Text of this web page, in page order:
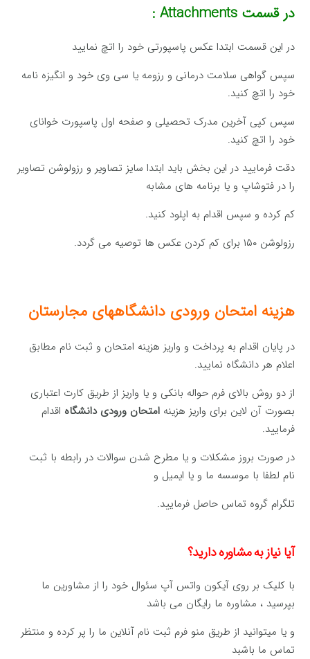
در قسمت Attachments :
در این قسمت ابتدا عکس پاسپورتی خود را اتچ نمایید
سپس گواهی سلامت درمانی و رزومه یا سی وی خود و انگیزه نامه
خود را اتچ کنید.
سپس کپی آخرین مدرک تحصیلی و صفحه اول پاسپورت خوانای
خود را اتچ کنید.
دقت فرمایید در این بخش باید ابتدا سایز تصاویر و رزولوشن تصاویر
را در فتوشاپ و یا برنامه های مشابه
کم کرده و سپس اقدام به اپلود کنید.
رزولوشن ۱۵۰ برای کم کردن عکس ها توصیه می گردد.
هزینه امتحان ورودی دانشگاههای مجارستان
در پایان اقدام به پرداخت و واریز هزینه امتحان و ثبت نام مطابق
اعلام هر دانشگاه نمایید.
از دو روش بالای فرم حواله بانکی و یا واریز از طریق کارت اعتباری
بصورت آن لاین برای واریز هزینهامتحان ورودی دانشگاه اقدام
فرمایید.
در صورت بروز مشکلات و یا مطرح شدن سوالات در رابطه با ثبت
نام لطفا با موسسه ما و یا ایمیل و
تلگرام گروه تماس حاصل فرمایید.
آیا نیاز به مشاوره دارید؟
با کلیک بر روی آیکون واتس آپ سئوال خود را از مشاورین ما
بپرسید ، مشاوره ما رایگان می باشد
و یا میتوانید از طریق منو فرم ثبت نام آنلاین ما را پر کرده و منتظر
تماس ما باشبد